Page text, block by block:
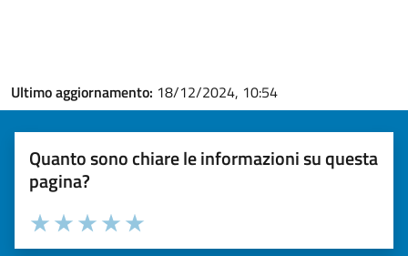
Ultimo aggiornamento: 18/12/2024, 10:54
Quanto sono chiare le informazioni su questa
pagina?
Valuta la chiarezza delle informazioni (da 1 a 5 stelle)
Seleziona il numero di stelle per valutare la chiarezza delle
Valuta 5 stelle su 5
Valuta 4 stelle su 5
Valuta 3 stelle su 5
Valuta 2 stelle su 5
Valuta 1 stelle su 5